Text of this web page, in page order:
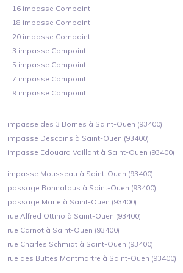
16 impasse Compoint
18 impasse Compoint
20 impasse Compoint
3 impasse Compoint
5 impasse Compoint
7 impasse Compoint
9 impasse Compoint
impasse des 3 Bornes à Saint-Ouen (93400)
impasse Descoins à Saint-Ouen (93400)
impasse Edouard Vaillant à Saint-Ouen (93400)
impasse Mousseau à Saint-Ouen (93400)
passage Bonnafous à Saint-Ouen (93400)
passage Marie à Saint-Ouen (93400)
rue Alfred Ottino à Saint-Ouen (93400)
rue Carnot à Saint-Ouen (93400)
rue Charles Schmidt à Saint-Ouen (93400)
rue des Buttes Montmartre à Saint-Ouen (93400)